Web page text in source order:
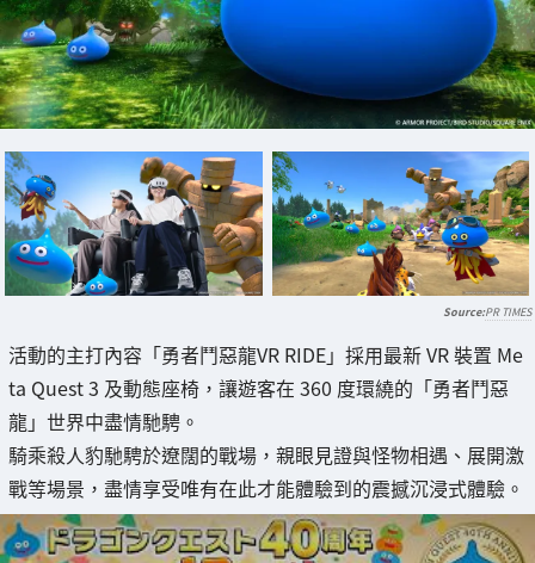
PR TIMES
活動的主打內容「勇者鬥惡龍VR RIDE」採用最新 VR 裝置 Me
ta Quest 3 及動態座椅，讓遊客在 360 度環繞的「勇者鬥惡
龍」世界中盡情馳騁。
騎乘殺人豹馳騁於遼闊的戰場，親眼見證與怪物相遇、展開激
戰等場景，盡情享受唯有在此才能體驗到的震撼沉浸式體驗。